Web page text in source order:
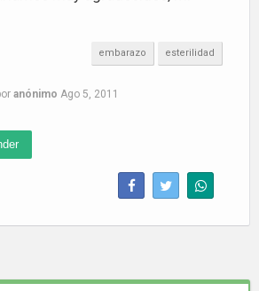
embarazo esterilidad
anónimo Ago 5, 2011